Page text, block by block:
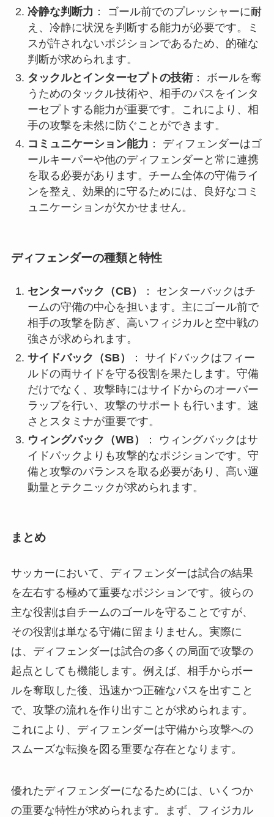
冷静な判断力 ： ゴール前でのプレッシャーに耐
え、冷静に状況を判断する能力が必要です。ミ
スが許されないポジションであるため、的確な
判断が求められます。
タックルとインターセプトの技術： ボールを奪
うためのタックル技術や、相手のパスをインタ
ーセプトする能力が重要です。これにより、相
手の攻撃を未然に防ぐことができます。
コミュニケーション能力 ： ディフェンダーはゴ
ールキーパーや他のディフェンダーと常に連携
を取る必要があります。チーム全体の守備ライ
ンを整え、効果的に守るためには、良好なコミ
ュニケーションが欠かせません。
ディフェンダーの種類と特性
センターバック（CB）
： センターバックはチ
ームの守備の中心を担います。主にゴール前で
相手の攻撃を防ぎ、高いフィジカルと空中戦の
強さが求められます。
サイドバック（SB）
： サイドバックはフィー
ルドの両サイドを守る役割を果たします。守備
だけでなく、攻撃時にはサイドからのオーバー
ラップを行い、攻撃のサポートも行います。速
さとスタミナが重要です。
ウィングバック（WB）
： ウィングバックはサ
イドバックよりも攻撃的なポジションです。守
備と攻撃のバランスを取る必要があり、高い運
動量とテクニックが求められます。
まとめ
サッカーにおいて、ディフェンダーは試合の結果
を左右する極めて重要なポジションです。彼らの
主な役割は自チームのゴールを守ることですが、
その役割は単なる守備に留まりません。実際に
は、ディフェンダーは試合の多くの局面で攻撃の
起点としても機能します。例えば、相手からボー
ルを奪取した後、迅速かつ正確なパスを出すこと
で、攻撃の流れを作り出すことが求められます。
これにより、ディフェンダーは守備から攻撃への
スムーズな転換を図る重要な存在となります。
優れたディフェンダーになるためには、いくつか
の重要な特性が求められます。まず、フィジカル